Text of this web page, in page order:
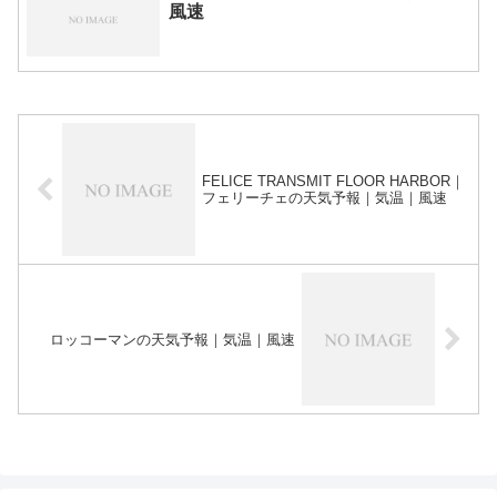
風速
FELICE TRANSMIT FLOOR HARBOR｜
フェリーチェの天気予報｜気温｜風速
ロッコーマンの天気予報｜気温｜風速